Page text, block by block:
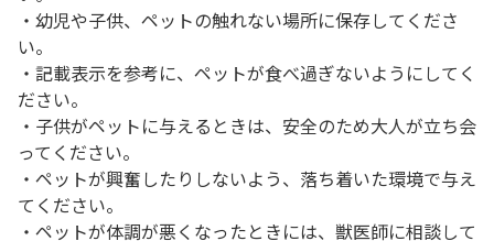
・幼児や子供、ペットの触れない場所に保存してくださ
い。
・記載表示を参考に、ペットが食べ過ぎないようにしてく
ださい。
・子供がペットに与えるときは、安全のため大人が立ち会
ってください。
・ペットが興奮したりしないよう、落ち着いた環境で与え
てください。
・ペットが体調が悪くなったときには、獣医師に相談して